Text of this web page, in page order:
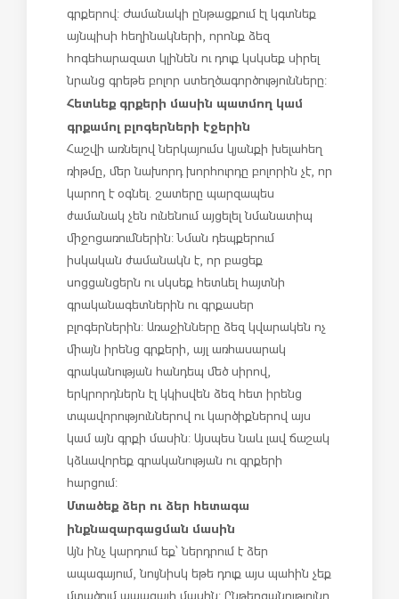
գրքերով: Ժամանակի ընթացքում էլ կգտնեք
այնպիսի հեղինակների, որոնք ձեզ
հոգեհարազատ կլինեն ու դուք կսկսեք սիրել
նրանց գրեթե բոլոր ստեղծագործությունները:
Հետևեք գրքերի մասին պատմող կամ
գրքամոլ բլոգերների էջերին
Հաշվի առնելով ներկայումս կյանքի խելահեղ
ռիթմը, մեր նախորդ խորհուրդը բոլորին չէ, որ
կարող է օգնել. շատերը պարզապես
ժամանակ չեն ունենում այցելել նմանատիպ
միջոցառումներին: Նման դեպքերում
իսկական ժամանակն է, որ բացեք
սոցցանցերն ու սկսեք հետևել հայտնի
գրականագետներին ու գրքասեր
բլոգերներին: Առաջինները ձեզ կվարակեն ոչ
միայն իրենց գրքերի, այլ առհասարակ
գրականության հանդեպ մեծ սիրով,
երկրորդներն էլ կկիսվեն ձեզ հետ իրենց
տպավորություններով ու կարծիքներով այս
կամ այն գրքի մասին: Այսպես նաև լավ ճաշակ
կձևավորեք գրականության ու գրքերի
հարցում:
Մտածեք ձեր ու ձեր հետագա
ինքնազարգացման մասին
Այն ինչ կարդում եք՝ ներդրում է ձեր
ապագայում, նույնիսկ եթե դուք այս պահին չեք
մտածում ապագայի մասին: Ընթերցանությունը